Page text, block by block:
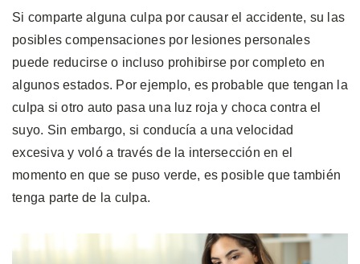
Si comparte alguna culpa por causar el accidente, su las
posibles compensaciones por lesiones personales
puede reducirse o incluso prohibirse por completo en
algunos estados. Por ejemplo, es probable que tengan la
culpa si otro auto pasa una luz roja y choca contra el
suyo. Sin embargo, si conducía a una velocidad
excesiva y voló a través de la intersección en el
momento en que se puso verde, es posible que también
tenga parte de la culpa.